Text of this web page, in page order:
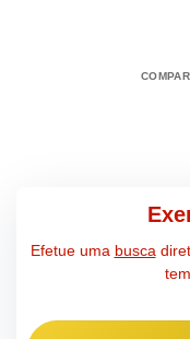
Efetue uma busca